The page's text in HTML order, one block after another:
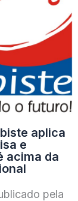
aplica
e
acima da
pela